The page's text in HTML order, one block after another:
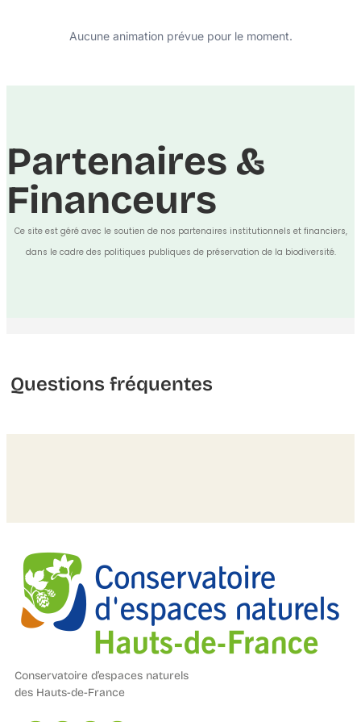
Aucune animation prévue pour le moment.
Partenaires &
Financeurs
Ce site est géré avec le soutien de nos partenaires institutionnels et financiers,
dans le cadre des politiques publiques de préservation de la biodiversité.
Questions fréquentes
Conservatoire d’espaces naturels
des Hauts-de-France